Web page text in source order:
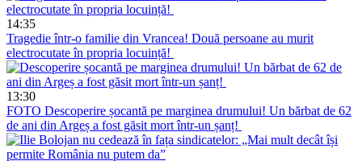
14:35
Tragedie într-o familie din Vrancea! Două persoane au murit
electrocutate în propria locuință!
13:30
FOTO Descoperire șocantă pe marginea drumului! Un bărbat de 62
de ani din Argeș a fost găsit mort într-un șanț!